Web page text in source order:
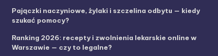
Pajączki naczyniowe, żylaki i szczelina odbytu — kiedy
szukać pomocy?
Ranking 2026: recepty i zwolnienia lekarskie online w
Warszawie — czy to legalne?